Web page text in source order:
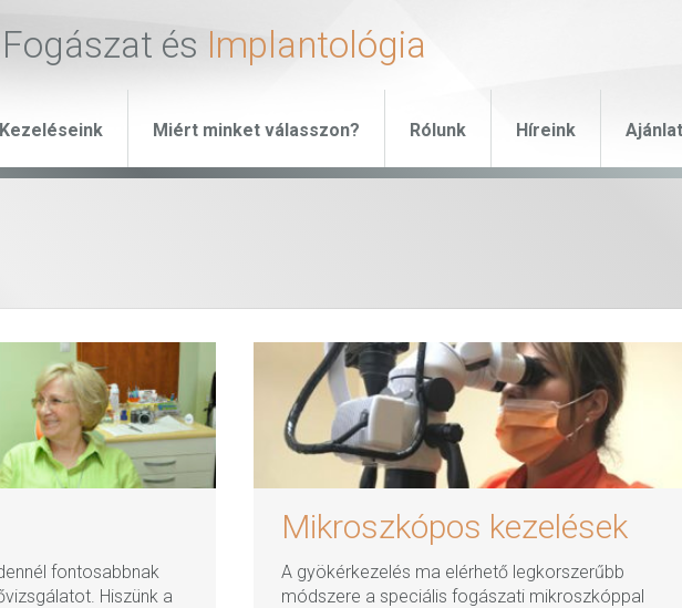
Fogászat és Implantológia
Kezeléseink Miért minket válasszon? Rólunk Híreink
fontosabbnak
Hiszünk a
Mikroszkópos kezelések
A gyökérkezelés ma elérhető legkorszerűbb
módszere a speciális fogászati mikroszkóppal